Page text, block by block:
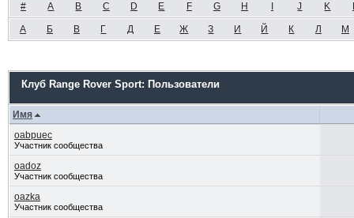
# A B C D E F G H J K
А Б В Г Д Е Ж З И Й К Л М
Клуб Range Rover Sport: Пользователи
Имя
oabpuec
Участник сообщества
oadoz
Участник сообщества
oazka
Участник сообщества